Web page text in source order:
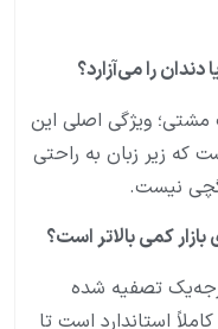
را می‌آزارد؟
مشتی؛ ویژگی اصلی این
که زیر زبان به راحتی
نیست.
بازار کمی بالاتر است؟
تصفیه شده
استاندارد است تا